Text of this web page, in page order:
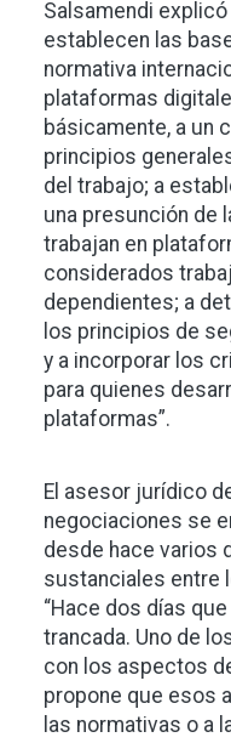
Salsamendi
establecen las
normativa
plataformas
básicamente, a un
principios
del trabajo; a
una presunción de
trabajan en
considerados
dependientes; a
los principios de
y a incorporar los
para quienes
plataformas”.
El asesor jurídico
negociaciones se
desde hace varios
sustanciales entre
“Hace dos días
trancada. Uno de
con los aspectos
propone que esos
las normativas o a